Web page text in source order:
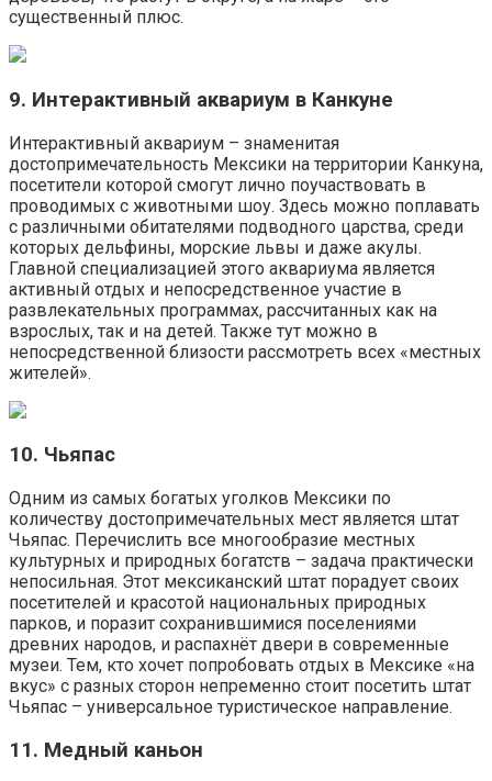
существенный плюс.
9. Интерактивный аквариум в Канкуне
Интерактивный аквариум – знаменитая
достопримечательность Мексики на территории Канкуна,
посетители которой смогут лично поучаствовать в
проводимых с животными шоу. Здесь можно поплавать
с различными обитателями подводного царства, среди
которых дельфины, морские львы и даже акулы.
Главной специализацией этого аквариума является
активный отдых и непосредственное участие в
развлекательных программах, рассчитанных как на
взрослых, так и на детей. Также тут можно в
непосредственной близости рассмотреть всех «местных
жителей».
10. Чьяпас
Одним из самых богатых уголков Мексики по
количеству достопримечательных мест является штат
Чьяпас. Перечислить все многообразие местных
культурных и природных богатств – задача практически
непосильная. Этот мексиканский штат порадует своих
посетителей и красотой национальных природных
парков, и поразит сохранившимися поселениями
древних народов, и распахнёт двери в современные
музеи. Тем, кто хочет попробовать отдых в Мексике «на
вкус» с разных сторон непременно стоит посетить штат
Чьяпас – универсальное туристическое направление.
11. Медный каньон